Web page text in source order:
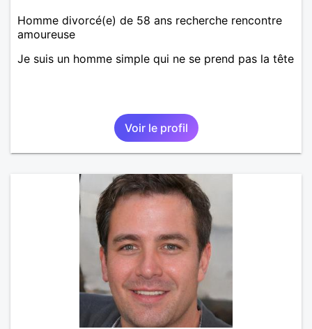
Homme divorcé(e) de 58 ans recherche rencontre
amoureuse
Je suis un homme simple qui ne se prend pas la tête
Voir le profil